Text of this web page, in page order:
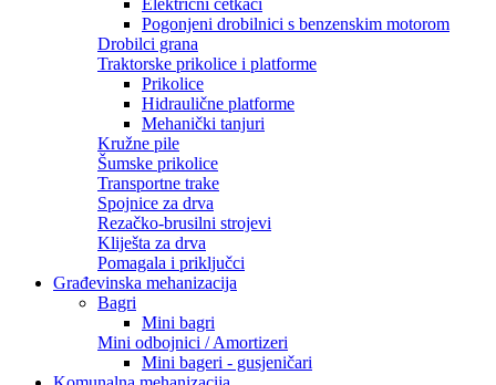
Električni četkači
Pogonjeni drobilnici s benzenskim motorom
Drobilci grana
Traktorske prikolice i platforme
Prikolice
Hidraulične platforme
Mehanički tanjuri
Kružne pile
Šumske prikolice
Transportne trake
Spojnice za drva
Rezačko-brusilni strojevi
Kliješta za drva
Pomagala i priključci
Građevinska mehanizacija
Bagri
Mini bagri
Mini odbojnici / Amortizeri
Mini bageri - gusjeničari